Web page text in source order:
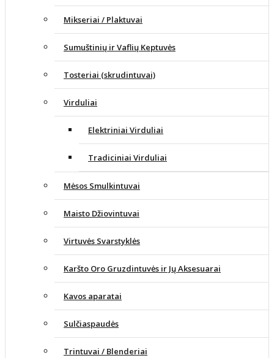
Mikseriai / Plaktuvai
Sumuštinių ir Vaflių Keptuvės
Tosteriai (skrudintuvai)
Virduliai
Elektriniai Virduliai
Tradiciniai Virduliai
Mėsos Smulkintuvai
Maisto Džiovintuvai
Virtuvės Svarstyklės
Karšto Oro Gruzdintuvės ir Jų Aksesuarai
Kavos aparatai
Sulčiaspaudės
Trintuvai / Blenderiai